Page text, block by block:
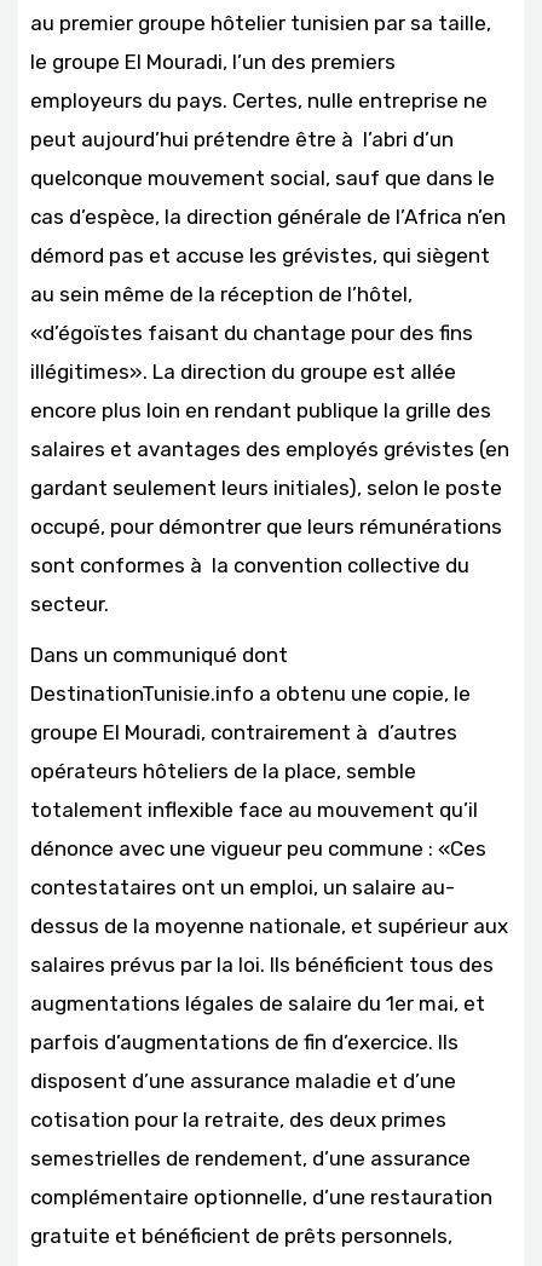
au premier groupe hôtelier tunisien par sa taille,
le groupe El Mouradi, l’un des premiers
employeurs du pays. Certes, nulle entreprise ne
peut aujourd’hui prétendre être à l’abri d’un
quelconque mouvement social, sauf que dans le
cas d’espèce, la direction générale de l’Africa n’en
démord pas et accuse les grévistes, qui siègent
au sein même de la réception de l’hôtel,
«d’égoïstes faisant du chantage pour des fins
illégitimes». La direction du groupe est allée
encore plus loin en rendant publique la grille des
salaires et avantages des employés grévistes (en
gardant seulement leurs initiales), selon le poste
occupé, pour démontrer que leurs rémunérations
sont conformes à la convention collective du
secteur.
Dans un communiqué dont
DestinationTunisie.info a obtenu une copie, le
groupe El Mouradi, contrairement à d’autres
opérateurs hôteliers de la place, semble
totalement inflexible face au mouvement qu’il
dénonce avec une vigueur peu commune : «Ces
contestataires ont un emploi, un salaire au-
dessus de la moyenne nationale, et supérieur aux
salaires prévus par la loi. Ils bénéficient tous des
augmentations légales de salaire du 1er mai, et
parfois d’augmentations de fin d’exercice. Ils
disposent d’une assurance maladie et d’une
cotisation pour la retraite, des deux primes
semestrielles de rendement, d’une assurance
complémentaire optionnelle, d’une restauration
gratuite et bénéficient de prêts personnels,